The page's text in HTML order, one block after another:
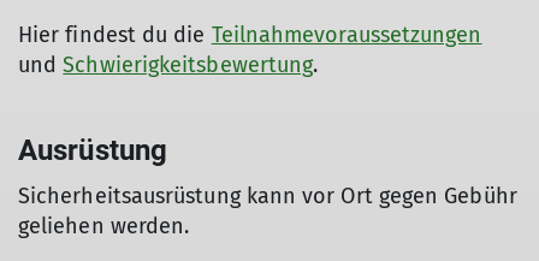
Hier findest du die Teilnahmevoraussetzungen
undSchwierigkeitsbewertung.
Ausrüstung
Sicherheitsausrüstung kann vor Ort gegen Gebühr
geliehen werden.